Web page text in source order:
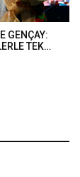
GENÇAY:
TEK